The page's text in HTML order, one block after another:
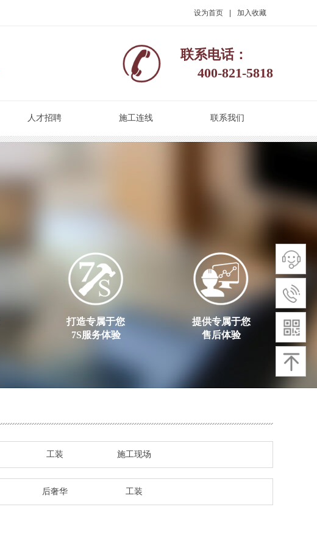
设为首页 加入收藏
联系电话：
400-821-5818
人才招聘 施工连线 联系我们
提供专属于您
售后体验
打造专属于您
7S服务体验
工装 施工现场
后奢华 工装